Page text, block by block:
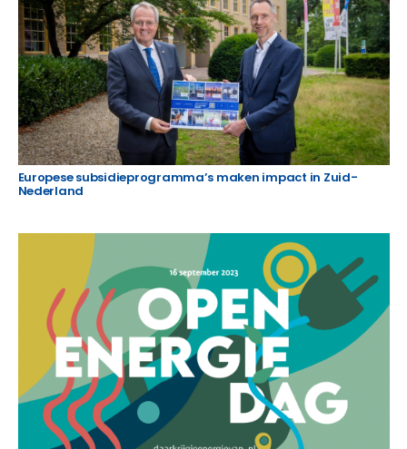
Europese subsidieprogramma’s maken impact in Zuid-
Nederland